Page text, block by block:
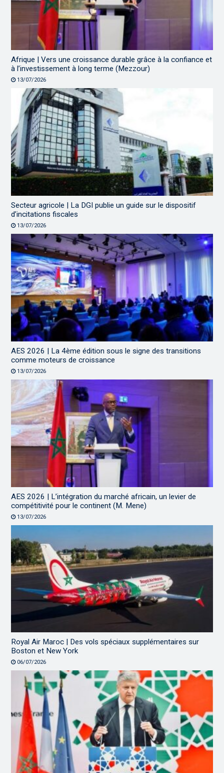
Afrique | Vers une croissance durable grâce à la confiance et
à l’investissement à long terme (Mezzour)
13/07/2026
Secteur agricole | La DGI publie un guide sur le dispositif
d’incitations fiscales
13/07/2026
AES 2026 | La 4ème édition sous le signe des transitions
comme moteurs de croissance
13/07/2026
AES 2026 | L’intégration du marché africain, un levier de
compétitivité pour le continent (M. Mene)
13/07/2026
Royal Air Maroc | Des vols spéciaux supplémentaires sur
Boston et New York
06/07/2026